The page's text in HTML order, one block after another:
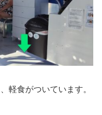
軽食がついています。